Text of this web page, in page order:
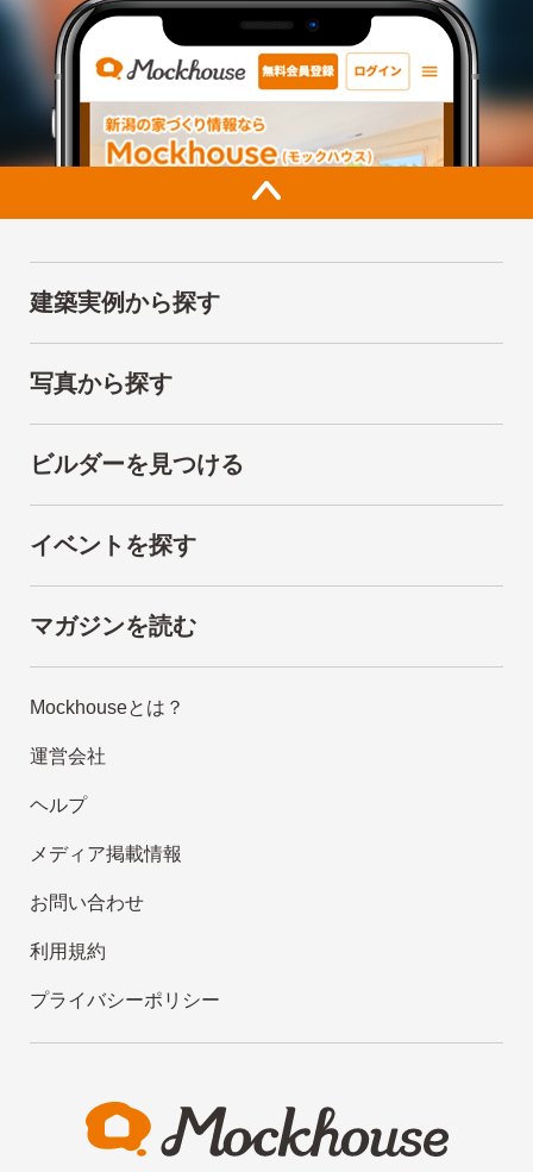
建築実例から探す
写真から探す
ビルダーを見つける
イベントを探す
マガジンを読む
Mockhouseとは？
運営会社
ヘルプ
メディア掲載情報
お問い合わせ
利用規約
プライバシーポリシー